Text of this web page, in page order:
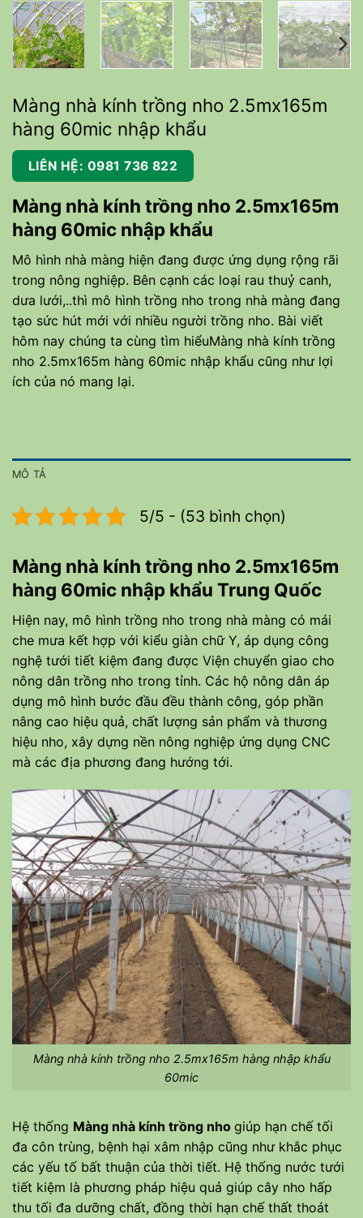
Màng nhà kính trồng nho 2.5mx165m
hàng 60mic nhập khẩu
LIÊN HỆ: 0981 736 822
Màng nhà kính trồng nho 2.5mx165m
hàng 60mic nhập khẩu
Mô hình nhà màng hiện đang được ứng dụng rộng rãi
trong nông nghiệp. Bên cạnh các loại rau thuỷ canh,
dưa lưới,..thì mô hình trồng nho trong nhà màng đang
tạo sức hút mới với nhiều người trồng nho. Bài viết
hôm nay chúng ta cùng tìm hiểuMàng nhà kính trồng
nho 2.5mx165m hàng 60mic nhập khẩu cũng như lợi
ích của nó mang lại.
MÔ TẢ
5/5 - (53 bình chọn)
Màng nhà kính trồng nho 2.5mx165m
hàng 60mic nhập khẩu Trung Quốc
Hiện nay, mô hình trồng nho trong nhà màng có mái
che mưa kết hợp với kiểu giàn chữ Y, áp dụng công
nghệ tưới tiết kiệm đang được Viện chuyển giao cho
nông dân trồng nho trong tỉnh. Các hộ nông dân áp
dụng mô hình bước đầu đều thành công, góp phần
nâng cao hiệu quả, chất lượng sản phẩm và thương
hiệu nho, xây dựng nền nông nghiệp ứng dụng CNC
mà các địa phương đang hướng tới.
Màng nhà kính trồng nho 2.5mx165m hàng nhập khẩu
60mic
Hệ thống Màng nhà kính trồng nho giúp hạn chế tối
đa côn trùng, bệnh hại xâm nhập cũng như khắc phục
các yếu tố bất thuận của thời tiết. Hệ thống nước tưới
tiết kiệm là phương pháp hiệu quả giúp cây nho hấp
thu tối đa dưỡng chất, đồng thời hạn chế thất thoát